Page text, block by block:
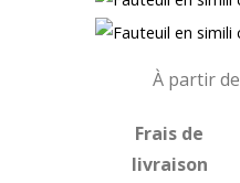
À partir de
Frais de
livraison